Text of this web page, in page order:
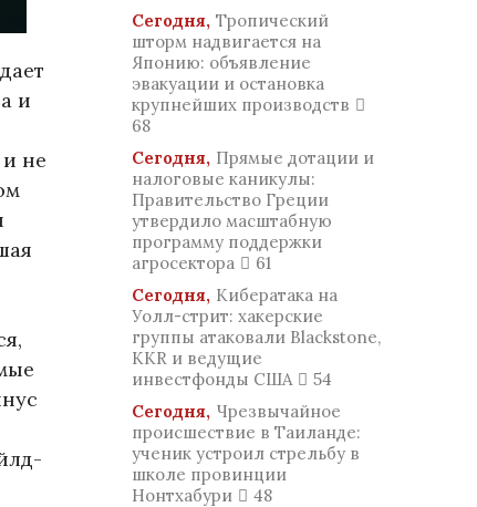
и
не
Сегодня, Тропический
шторм надвигается на
Японию: объявление
эвакуации и остановка
крупнейших производств
68
Сегодня, Прямые дотации и
налоговые каникулы:
Правительство Греции
утвердило масштабную
программу поддержки
агросектора
61
Сегодня, Кибератака на
Уолл-стрит: хакерские
группы атаковали Blackstone,
KKR и ведущие
инвестфонды США
54
Сегодня, Чрезвычайное
происшествие в Таиланде:
ученик устроил стрельбу в
школе провинции
Нонтхабури
48